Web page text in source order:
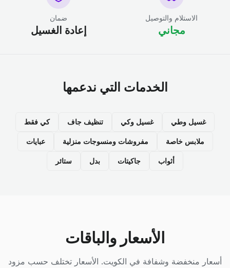
الاستلام والتوصيل
مجاني
ضمان
إعادة الغسيل
الخدمات التي ندعمها
غسيل وطي غسيل وكي تنظيف جاف كي فقط
ملابس خاصة مفروشات ومنسوجات منزلية عبايات
أثواب جاكيتات بدل ستائر
الأسعار والباقات
أسعار منخفضة وشفافة في الكويت. الأسعار تختلف حسب مزود